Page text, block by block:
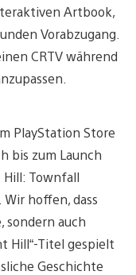
Artbook,
Vorabzugang.
CRTV während
PlayStation Store
bis zum Launch
Townfall
hoffen, dass
sondern auch
Hill“-Titel gespielt
Geschichte